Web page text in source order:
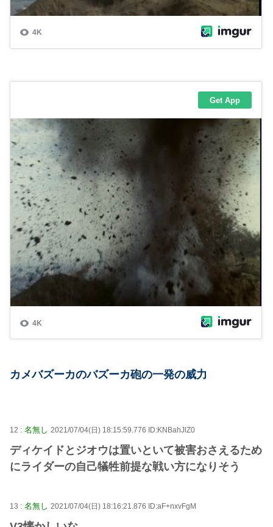
カメバズーカのバズーカ砲の一発の威力
12 : 名無し 2021/07/04(日) 18:15:59.776 ID:KNBahJlZ0
ディケイドとジオウは置いといて被害おさえるため
にライダーの自己犠牲前提な戦い方になりそう
13 : 名無し 2021/07/04(日) 18:16:21.876 ID:aF+nxvFgM